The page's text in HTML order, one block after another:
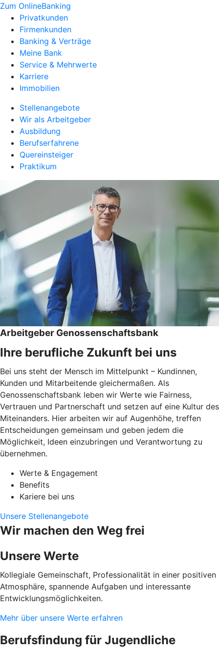
Zum OnlineBanking
Privatkunden
Firmenkunden
Banking & Verträge
Meine Bank
Service & Mehrwerte
Karriere
Immobilien
Stellenangebote
Wir als Arbeitgeber
Ausbildung
Berufserfahrene
Quereinsteiger
Praktikum
Arbeitgeber Genossenschaftsbank
Ihre berufliche Zukunft bei uns
Bei uns steht der Mensch im Mittelpunkt – Kundinnen,
Kunden und Mitarbeitende gleichermaßen. Als
Genossenschaftsbank leben wir Werte wie Fairness,
Vertrauen und Partnerschaft und setzen auf eine Kultur des
Miteinanders. Hier arbeiten wir auf Augenhöhe, treffen
Entscheidungen gemeinsam und geben jedem die
Möglichkeit, Ideen einzubringen und Verantwortung zu
übernehmen.
Werte & Engagement
Benefits
Kariere bei uns
Unsere Stellenangebote
Wir machen den Weg frei
Unsere Werte
Kollegiale Gemeinschaft, Professionalität in einer positiven
Atmosphäre, spannende Aufgaben und interessante
Entwicklungsmöglichkeiten.
Mehr über unsere Werte erfahren
Berufsfindung für Jugendliche